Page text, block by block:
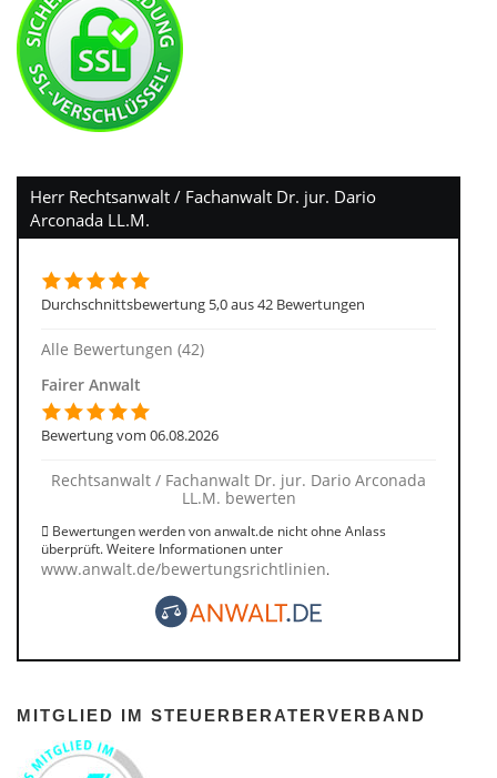
Herr Rechtsanwalt / Fachanwalt Dr. jur. Dario
Arconada LL.M.
Durchschnittsbewertung 5,0 aus 42 Bewertungen
Alle Bewertungen (42)
Fairer Anwalt
Bewertung vom 06.08.2026
Rechtsanwalt / Fachanwalt Dr. jur. Dario Arconada
LL.M. bewerten
Bewertungen werden von anwalt.de nicht ohne Anlass
überprüft. Weitere Informationen unter
www.anwalt.de/bewertungsrichtlinien.
MITGLIED IM STEUERBERATERVERBAND